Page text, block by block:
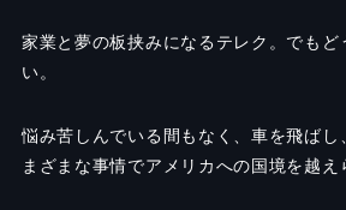
家業と夢の板挟みになるテレク。でもど
い。
悩み苦しんでいる間もなく、車を飛ばし
まざまな事情でアメリカへの国境を越え